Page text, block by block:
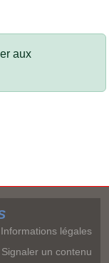
aux
Informations légales
Signaler un contenu